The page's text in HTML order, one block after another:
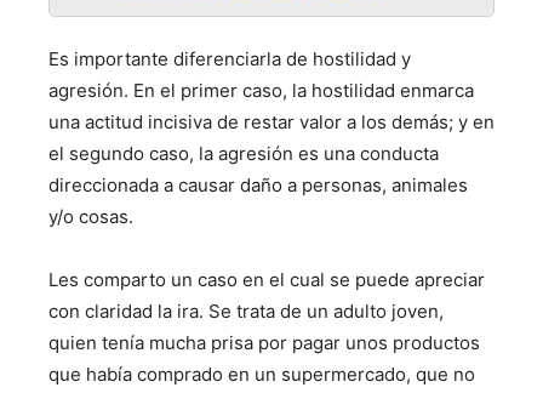
Es importante diferenciarla de hostilidad y
agresión. En el primer caso, la hostilidad enmarca
una actitud incisiva de restar valor a los demás; y en
el segundo caso, la agresión es una conducta
direccionada a causar daño a personas, animales
y/o cosas.
Les comparto un caso en el cual se puede apreciar
con claridad la ira. Se trata de un adulto joven,
quien tenía mucha prisa por pagar unos productos
que había comprado en un supermercado, que no